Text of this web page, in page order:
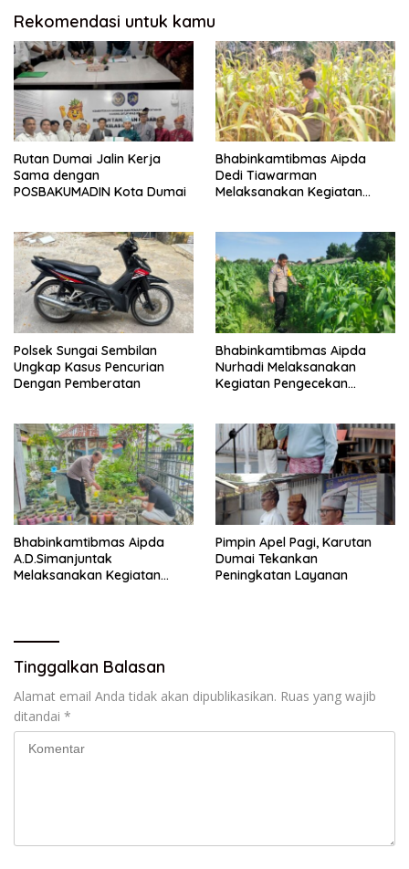
Rekomendasi untuk kamu
Rutan Dumai Jalin Kerja
Sama dengan
POSBAKUMADIN Kota Dumai
Bhabinkamtibmas Aipda
Dedi Tiawarman
Melaksanakan Kegiatan
Polsek Sungai Sembilan
Ungkap Kasus Pencurian
Dengan Pemberatan
Bhabinkamtibmas Aipda
Nurhadi Melaksanakan
Kegiatan Pengecekan
Jagung Pipil
Bhabinkamtibmas Aipda
A.D.Simanjuntak
Melaksanakan Kegiatan
Pimpin Apel Pagi, Karutan
Dumai Tekankan
Peningkatan Layanan
Tinggalkan Balasan
Alamat email Anda tidak akan dipublikasikan. Ruas yang wajib
ditandai *